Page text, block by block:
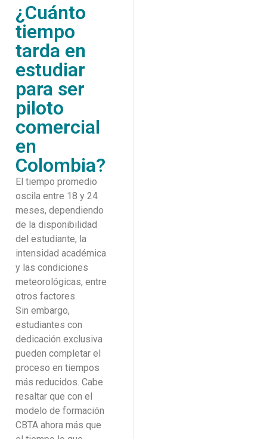
¿Cuánto
tiempo
tarda en
estudiar
para ser
piloto
comercial
en
Colombia?
El tiempo promedio
oscila entre 18 y 24
meses, dependiendo
de la disponibilidad
del estudiante, la
intensidad académica
y las condiciones
meteorológicas, entre
otros factores.
Sin embargo,
estudiantes con
dedicación exclusiva
pueden completar el
proceso en tiempos
más reducidos. Cabe
resaltar que con el
modelo de formación
CBTA ahora más que